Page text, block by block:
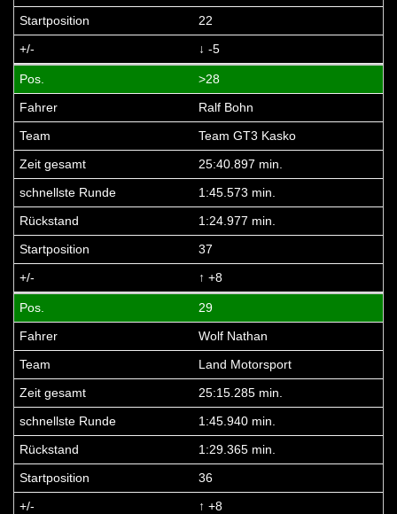
22
↓ -5
>28
Ralf Bohn
Team GT3 Kasko
25:40.897 min.
1:45.573 min.
1:24.977 min.
37
↑ +8
29
Wolf Nathan
Land Motorsport
25:15.285 min.
1:45.940 min.
1:29.365 min.
36
↑ +8